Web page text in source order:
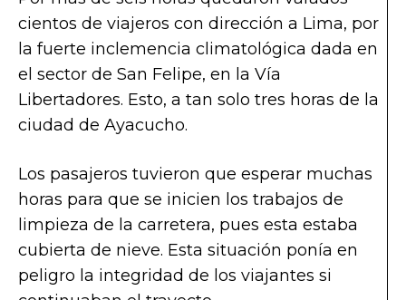
cientos de viajeros con dirección a Lima, por
la fuerte inclemencia climatológica dada en
el sector de San Felipe, en la Vía
Libertadores. Esto, a tan solo tres horas de la
ciudad de Ayacucho.
Los pasajeros tuvieron que esperar muchas
horas para que se inicien los trabajos de
limpieza de la carretera, pues esta estaba
cubierta de nieve. Esta situación ponía en
peligro la integridad de los viajantes si